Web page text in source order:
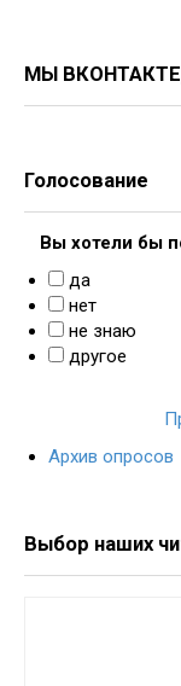
МЫ
Голосование
Вы хотели бы
да
нет
не знаю
другое
Архив опросов
Выбор наших